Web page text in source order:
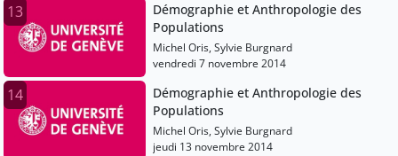
13
Démographie et Anthropologie des
Populations
Michel Oris, Sylvie Burgnard
vendredi 7 novembre 2014
14
Démographie et Anthropologie des
Populations
Michel Oris, Sylvie Burgnard
jeudi 13 novembre 2014